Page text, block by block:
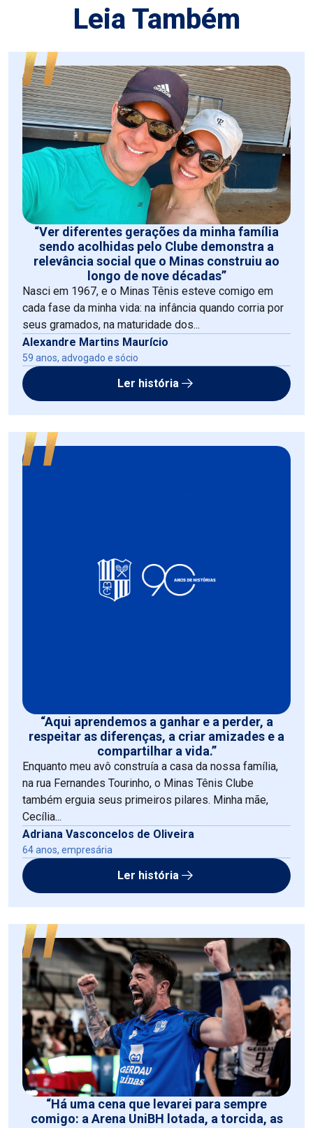
Leia Também
“Ver diferentes gerações da minha família
sendo acolhidas pelo Clube demonstra a
relevância social que o Minas construiu ao
longo de nove décadas”
Nasci em 1967, e o Minas Tênis esteve comigo em
cada fase da minha vida: na infância quando corria por
seus gramados, na maturidade dos...
Alexandre Martins Maurício
59 anos, advogado e sócio
Ler história
“Aqui aprendemos a ganhar e a perder, a
respeitar as diferenças, a criar amizades e a
compartilhar a vida.”
Enquanto meu avô construía a casa da nossa família,
na rua Fernandes Tourinho, o Minas Tênis Clube
também erguia seus primeiros pilares. Minha mãe,
Cecília...
Adriana Vasconcelos de Oliveira
64 anos, empresária
Ler história
“Há uma cena que levarei para sempre
comigo: a Arena UniBH lotada, a torcida, as